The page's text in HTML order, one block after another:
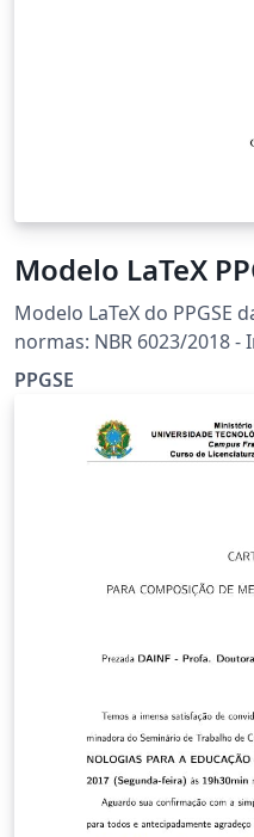
Modelo LaTeX
Modelo LaTeX do PPGSE
normas: NBR 6023/2018 - Informação e Documentação
- Referências NBR 6024/
um Documento -
Informação e
Documentos -
Trabalhos Acadêmicos -
Apresentação Também podem ser selecionadas todas
as opções de licenças
PPGSE